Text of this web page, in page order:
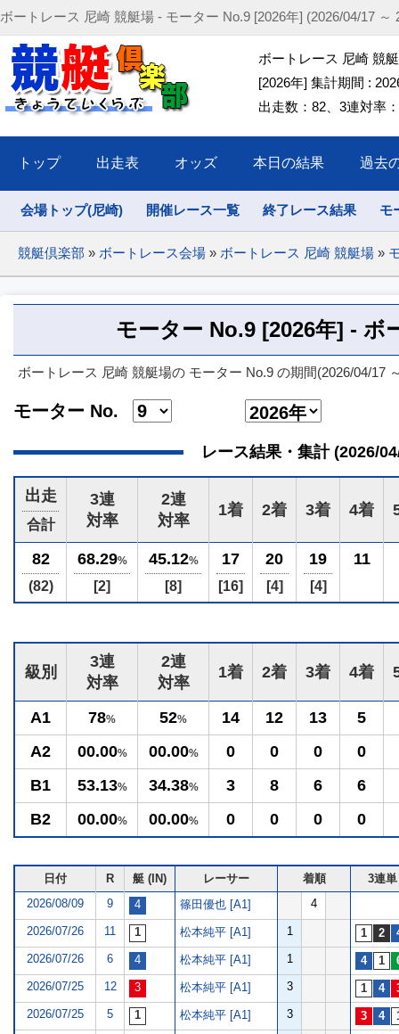
ボートレース 尼崎 競艇場 - モーター No.9 [2026年] (2026/04/17 ～
ボートレース 尼崎 競
[2026年] 集計期間 :
出走数：82、3連対率
トップ 出走表 オッズ 本日の結果 過去
会場トップ(尼崎) 開催レース一覧 終了レース結果 モ
競艇倶楽部 » ボートレース会場 » ボートレース 尼崎 競艇場 »
モーター No.9 [2026年] - ボ
ボートレース 尼崎 競艇場の モーター No.9 の期間(2026/04/17
モーター No.
レース結果・集計 (2026/
出走
合計
3連
対率
2連
対率
1着 2着 3着 4着
82
(82)
68.29%
[2]
45.12%
[8]
17
[16]
20
[4]
19
[4]
11
級別
3連
対率
2連
対率
1着 2着 3着 4着
A1 78% 52% 14 12 13
5
A2
00.00% 00.00% 0 0 0
0
B1
53.13% 34.38% 3 8 6
6
B2
00.00% 00.00% 0 0 0 0
日付 R 艇 (IN) レーサー 着順
3連単
2026/08/09
9 篠田優也 [A1] 4
2026/07/26 11 松本純平 [A1] 1
2026/07/26 6 松本純平 [A1] 1
2026/07/25 12 松本純平 [A1] 3
2026/07/25 5 松本純平 [A1] 3